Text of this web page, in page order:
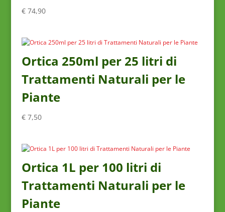
€74,90
Ortica 250ml per 25 litri di
Trattamenti Naturali per le
Piante
€7,50
Ortica 1L per 100 litri di
Trattamenti Naturali per le
Piante